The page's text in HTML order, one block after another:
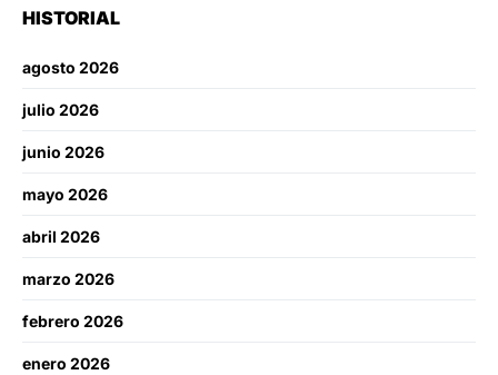
HISTORIAL
agosto 2026
julio 2026
junio 2026
mayo 2026
abril 2026
marzo 2026
febrero 2026
enero 2026